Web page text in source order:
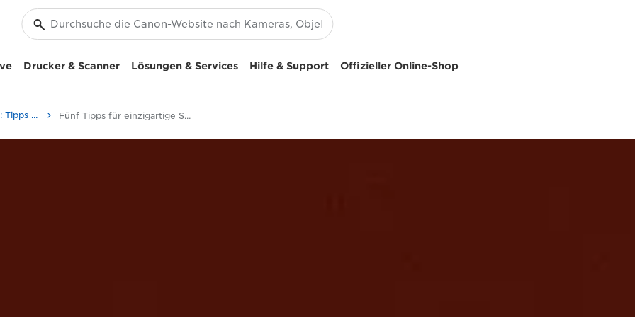
Drucker & Scanner Lösungen & Services Hilfe & Support Offizieller Online-Shop
Fotografie und Druck: Tipps und Techniken Fünf Tipps für einzigartige Sportfotos